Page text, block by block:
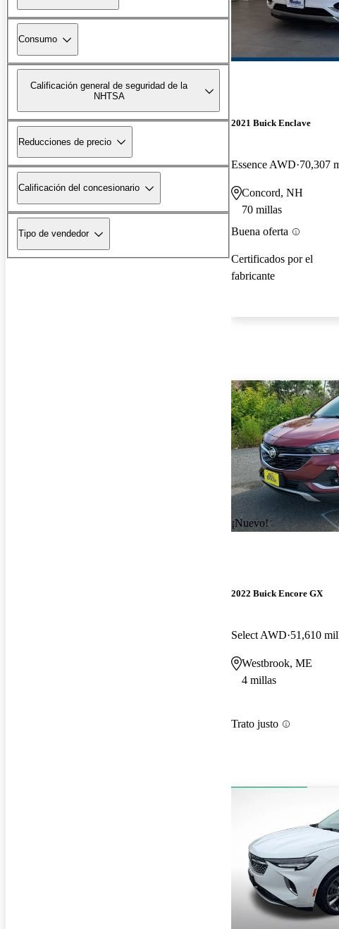
Consumo
Calificación general de seguridad de la
NHTSA
Reducciones de precio
Calificación del concesionario
Tipo de vendedor
2021 Buick Enclave
Essence AWD 70,307
Concord, NH
70 millas
Buena oferta
Certificados por el
fabricante
¡Nuevo!
2022 Buick Encore GX
Select AWD 51,610
Westbrook, ME
4 millas
Trato justo